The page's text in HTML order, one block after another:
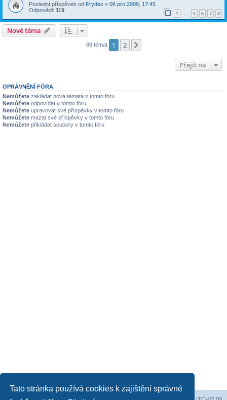
Tato stránka používá cookies k zajištění správné
Poslední příspěvek od Frydex « 06 pro 2009, 17:45
Odpovědi: 119 1 … 5 6 7 8
Nové téma
88 témat 1 2
Přejít na
OPRÁVNĚNÍ FÓRA
Nemůžete zakládat nová témata v tomto fóru
Nemůžete odpovídat v tomto fóru
Nemůžete upravovat své příspěvky v tomto fóru
Nemůžete mazat své příspěvky v tomto fóru
Nemůžete přikládat soubory v tomto fóru